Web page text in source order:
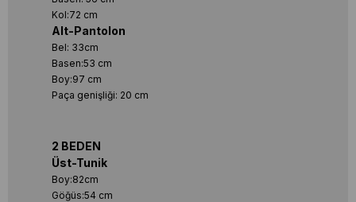
Kol:72 cm
Alt-Pantolon
Bel: 33cm
Basen:53 cm
Boy:97 cm
Paça genişliği: 20 cm
2 BEDEN
Üst-Tunik
Boy:82cm
Göğüs:54 cm